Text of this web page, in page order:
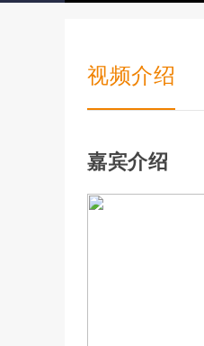
视频介绍
嘉宾介绍